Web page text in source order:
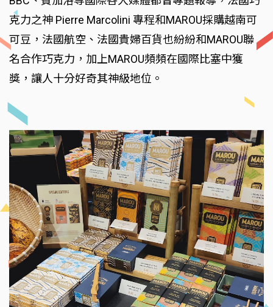
克力之神 Pierre Marcolini 專程和MAROU採購越南可
可豆，法國航空、法國貴婦百貨也紛紛和MAROU聯
名合作巧克力，加上MAROU頻頻在國際比塞中獲
獎，讓人十分好奇其神級地位。